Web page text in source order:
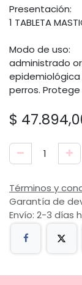
Presentación:
1 TABLETA
Modo de uso:
administrado
perros.
$
Términos y
Garantía de
Envío: 2-3 días